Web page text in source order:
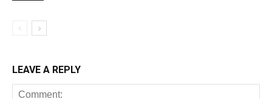
LEAVE A REPLY